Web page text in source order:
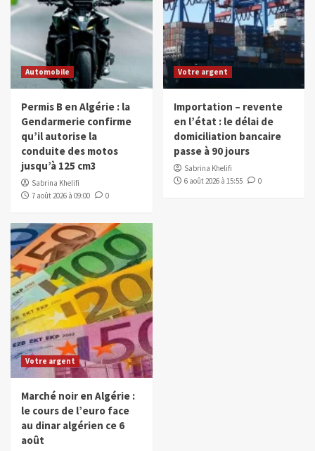
Automobile
Permis B en Algérie : la
Gendarmerie confirme
qu’il autorise la
conduite des motos
jusqu’à 125 cm3
Sabrina Khelifi
7 août 2026 à 09:00
0
Votre argent
Importation – revente
en l’état : le délai de
domiciliation bancaire
passe à 90 jours
Sabrina Khelifi
6 août 2026 à 15:55
0
Votre argent
Marché noir en Algérie :
le cours de l’euro face
au dinar algérien ce 6
août